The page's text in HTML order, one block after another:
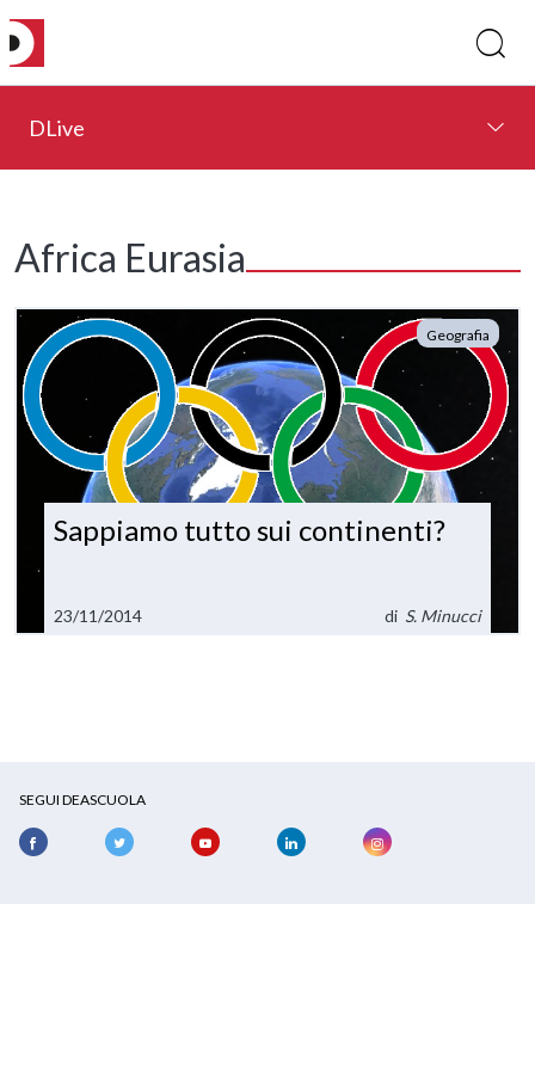
DLive
Africa Eurasia
Geografia
Sappiamo tutto sui continenti?
23/11/2014 di S. Minucci
SEGUI DEASCUOLA